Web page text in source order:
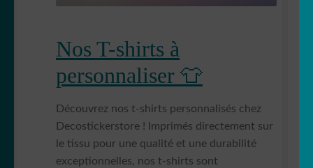
Nos T-shirts à
personnaliser 👕
Découvrez nos t-shirts personnalisés chez
Decostickerstore ! Imprimés directement sur
le tissu pour une qualité et une durabilité
exceptionnelles, nos t-shirts sont